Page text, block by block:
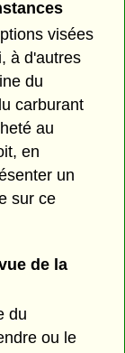
visées
à d'autres
du
carburant
au
en
un
sur ce
de la
du
ou le